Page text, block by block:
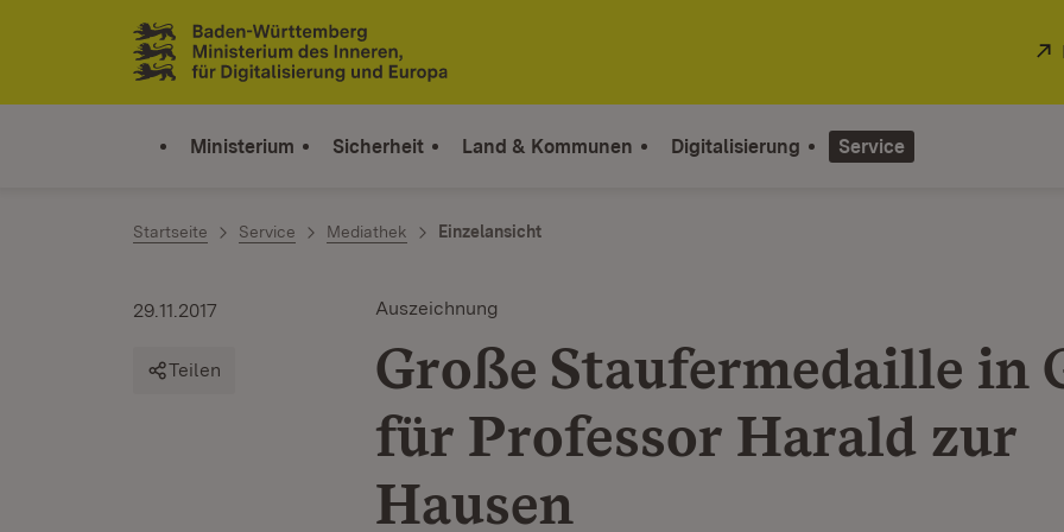
Zum Inhalt springen
Link zur Startseite
Ministerium Sicherheit Land & Kommunen Digitalisierung Service
Startseite Service Mediathek Einzelansicht
Auszeichnung
Große Staufermedaille in
für Professor Harald zur
Hausen
29.11.2017
Teilen